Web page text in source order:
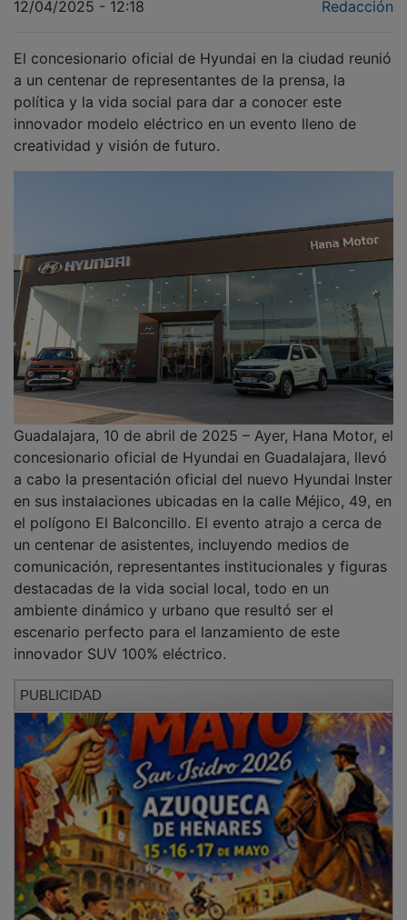
12/04/2025 - 12:18 Redacción
El concesionario oficial de Hyundai en la ciudad reunió
a un centenar de representantes de la prensa, la
política y la vida social para dar a conocer este
innovador modelo eléctrico en un evento lleno de
creatividad y visión de futuro.
Guadalajara, 10 de abril de 2025 – Ayer, Hana Motor, el
concesionario oficial de Hyundai en Guadalajara, llevó
a cabo la presentación oficial del nuevo Hyundai Inster
en sus instalaciones ubicadas en la calle Méjico, 49, en
el polígono El Balconcillo. El evento atrajo a cerca de
un centenar de asistentes, incluyendo medios de
comunicación, representantes institucionales y figuras
destacadas de la vida social local, todo en un
ambiente dinámico y urbano que resultó ser el
escenario perfecto para el lanzamiento de este
innovador SUV 100% eléctrico.
PUBLICIDAD